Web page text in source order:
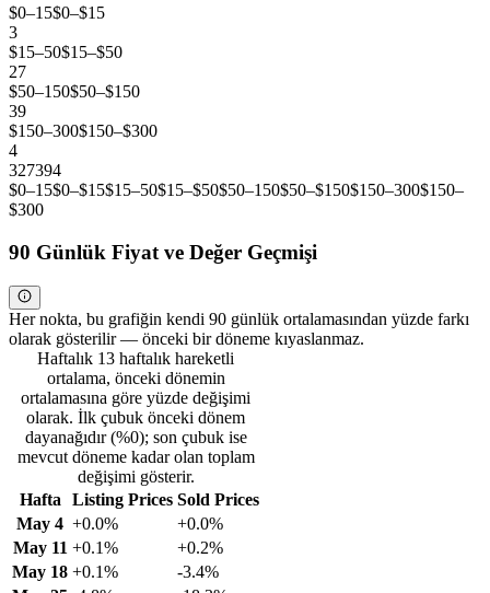
$0–15$0–$15
3
$15–50$15–$50
27
$50–150$50–$150
39
$150–300$150–$300
4
327394
$0–15$0–$15$15–50$15–$50$50–150$50–$150$150–300$150–
$300
90 Günlük Fiyat ve Değer Geçmişi
Her nokta, bu grafiğin kendi 90 günlük ortalamasından yüzde farkı
olarak gösterilir — önceki bir döneme kıyaslanmaz.
Haftalık 13 haftalık hareketli
ortalama, önceki dönemin
ortalamasına göre yüzde değişimi
olarak. İlk çubuk önceki dönem
dayanağıdır (%0); son çubuk ise
mevcut döneme kadar olan toplam
değişimi gösterir.
Hafta
Listing Prices Sold Prices
May 4 +0.0%
+0.0%
May 11 +0.1%
+0.2%
May 18 +0.1%
-3.4%